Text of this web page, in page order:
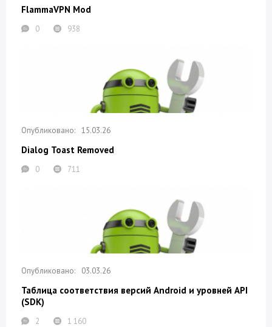
FlammaVPN Mod
0 938
15.03.26
Dialog Toast Removed
0 711
03.03.26
Таблица соответствия версий Android и уровней API
(SDK)
2 1 160